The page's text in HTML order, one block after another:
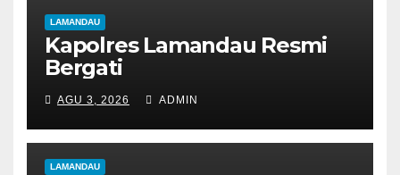
LAMANDAU
Kapolres Lamandau Resmi
Bergati
AGU 3, 2026 ADMIN
LAMANDAU